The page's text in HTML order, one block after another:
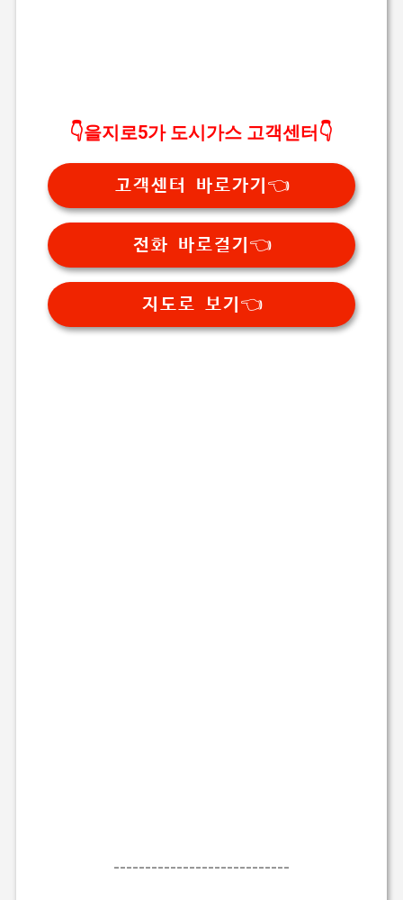
👇을지로5가도시가스 고객센터👇
고객센터 바로가기👈
전화 바로걸기👈
지도로 보기👈
----------------------------